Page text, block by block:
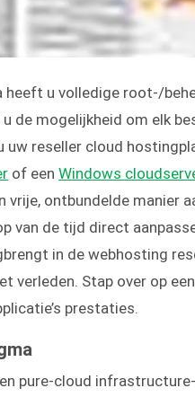
heeft u volledige root-/
de mogelijkheid om elk
uw reseller cloud
of eenWindows
vrije, ontbundelde manier
van de tijd direct
in de webhosting
verleden. Stap over op
prestaties.
pure-cloud